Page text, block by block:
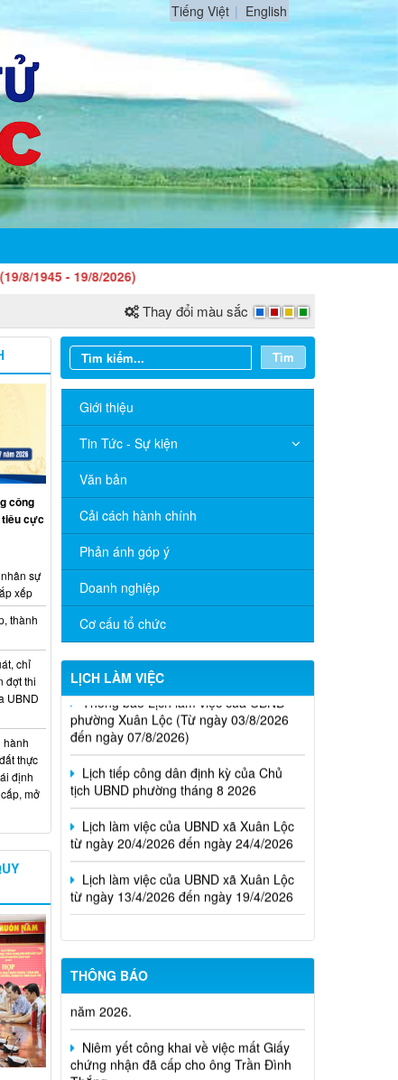
Tiếng Việt English
19/8/2026)
Thay đổi màu sắc
Tìm
Giới thiệu
Tin Tức - Sự kiện
Văn bản
Cải cách hành chính
Phản ánh góp ý
Doanh nghiệp
Cơ cấu tổ chức
LỊCH LÀM VIỆC
Thông báo Lịch làm việc của UBND
phường Xuân Lộc (Từ ngày 03/8/2026
đến ngày 07/8/2026)
Lịch tiếp công dân định kỳ của Chủ
tịch UBND phường tháng 8 2026
Lịch làm việc của UBND xã Xuân Lộc
từ ngày 20/4/2026 đến ngày 24/4/2026
Lịch làm việc của UBND xã Xuân Lộc
từ ngày 13/4/2026 đến ngày 19/4/2026
THÔNG BÁO
Cuộc thi trực tuyến tìm hiểu pháp luật
năm 2026.
Niêm yết công khai về việc mất Giấy
chứng nhận đã cấp cho ông Trần Đình
Thắng
công
tiêu cực
sự
xếp
thành
chỉ
đợt thi
UBND
hành
thực
định
mở